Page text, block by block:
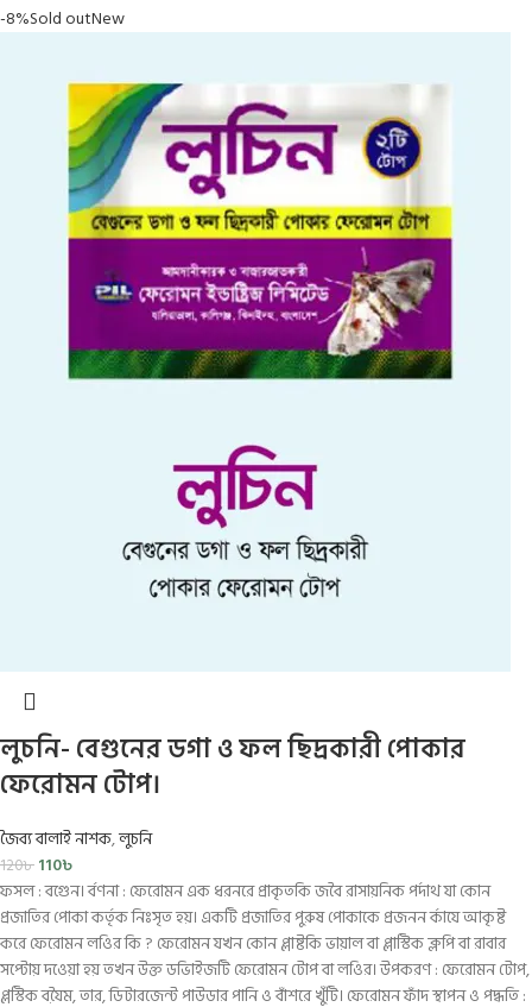
-8%Sold outNew
লুচনি- বেগুনের ডগা ও ফল ছিদ্রকারী পোকার
ফেরোমন টোপ।
জৈব্য বালাই নাশক,লুচনি
120৳ 110৳
ফসল : বগেুন। র্বণনা : ফেরোমন এক ধরনরে প্রাকৃতকি জবৈ রাসায়নিক পর্দাথ যা কোন
প্রজাতির পোকা কর্তৃক নিঃসৃত হয়। একটি প্রজাতির পুরুষ পোকাকে প্রজনন র্কাযে আকৃষ্ট
করে ফেরোমন লওির কি ? ফেরোমন যখন কোন প্লাষ্টকি ভায়াল বা প্লাস্টিক ক্লপি বা রাবার
সপ্টোয় দওেয়া হয় তখন উক্ত ডভিাইজটি ফেরোমন টোপ বা লওির। উপকরণ : ফেরোমন টোপ,
প্লস্টিক বযৈ়ম, তার, ডিটারজেন্ট পাউডার পানি ও বাঁশরে খুঁটি। ফেরোমন ফাঁদ স্থাপন ও পদ্ধতি :